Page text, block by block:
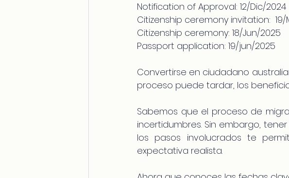
Notification of Approval: 12/Dic/2024
Citizenship ceremony invitation:  19/
Citizenship ceremony: 18/Jun/2025
Passport application: 19/jun/2025
Convertirse en ciudadano
proceso puede tardar, los
Sabemos que el proceso de
incertidumbres. Sin embargo, tener
los pasos involucrados te
expectativa realista.